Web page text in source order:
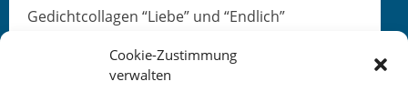
Cookie-Zustimmung
verwalten
Gedicht­col­la­gen “Liebe” und “Endlich”